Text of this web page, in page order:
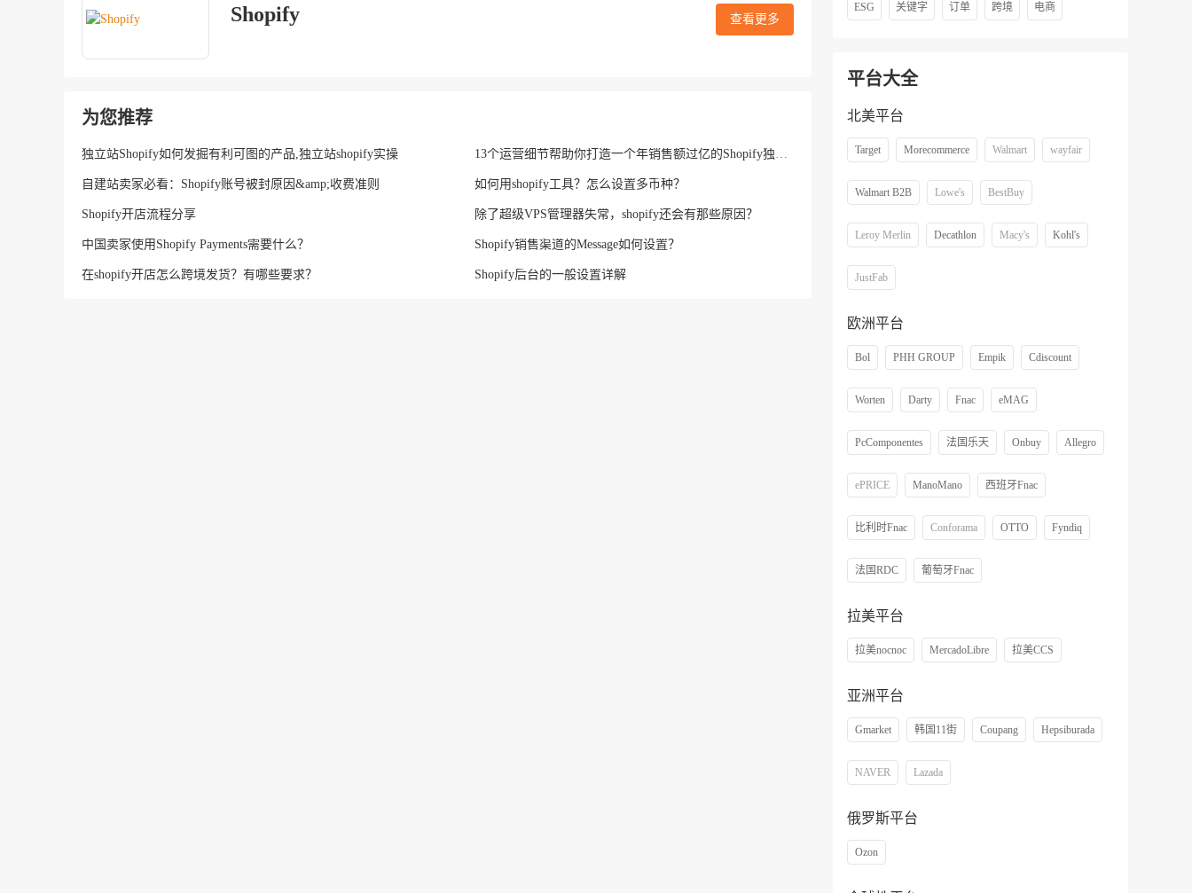
Shopify 查看更多
为您推荐
独立站Shopify如何发掘有利可图的产品,独立站shopify实操 13个运营细节帮助你打造一个年销售额过亿的Shopify独立站
自建站卖家必看：Shopify账号被封原因&amp;收费准则 如何用shopify工具？怎么设置多币种？
Shopify开店流程分享 除了超级VPS管理器失常，shopify还会有那些原因？
中国卖家使用Shopify Payments需要什么？ Shopify销售渠道的Message如何设置？
在shopify开店怎么跨境发货？有哪些要求？ Shopify后台的一般设置详解
ESG 关键字 订单 跨境 电商
平台大全
北美平台
Target Morecommerce Walmart wayfair
Walmart B2B Lowe's BestBuy
Leroy Merlin Decathlon Macy's Kohl's
JustFab
欧洲平台
Bol PHH GROUP Empik Cdiscount
Worten Darty Fnac eMAG
PcComponentes 法国乐天 Onbuy Allegro
ePRICE ManoMano 西班牙Fnac
比利时Fnac Conforama OTTO Fyndiq
法国RDC 葡萄牙Fnac
拉美平台
拉美nocnoc MercadoLibre 拉美CCS
亚洲平台
Gmarket 韩国11街 Coupang Hepsiburada
NAVER Lazada
俄罗斯平台
Ozon